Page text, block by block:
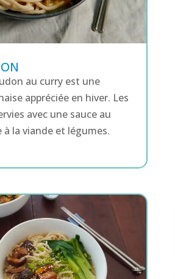
au curry est une
appréciée en hiver. Les
avec une sauce au
à la viande et légumes.